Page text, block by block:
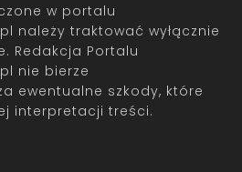
w portalu
należy traktować wyłącznie
Redakcja Portalu
nie bierze
ewentualne szkody, które
interpretacji treści.